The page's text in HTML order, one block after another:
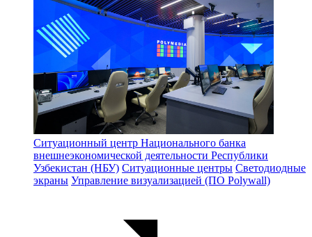
Ситуационный центр Национального банка
внешнеэкономической деятельности Республики
Узбекистан (НБУ) Ситуационные центры Светодиодные
экраны Управление визуализацией (ПО Polywall)